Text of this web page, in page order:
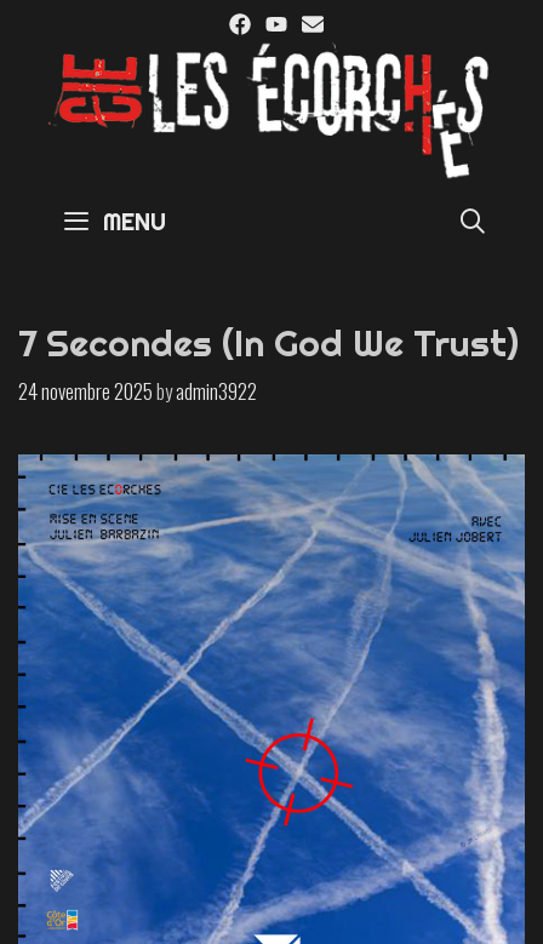
MENU
7 Secondes (In God We Trust)
24 novembre 2025byadmin3922